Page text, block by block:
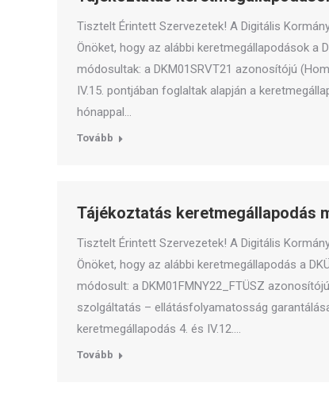
Tisztelt Érintett Szervezetek! A Digitális
Önöket, hogy az alábbi keretmegállapodások a
módosultak: a DKM01SRVT21 azonosítójú
IV.15. pontjában foglaltak alapján a
hónappal…
Tovább
Tájékoztatás keretmegállapodás
Tisztelt Érintett Szervezetek! A Digitális
Önöket, hogy az alábbi keretmegállapodás a
módosult: a DKM01FMNY22_FTÜSZ
szolgáltatás – ellátásfolyamatosság
keretmegállapodás 4. és IV.12.…
Tovább